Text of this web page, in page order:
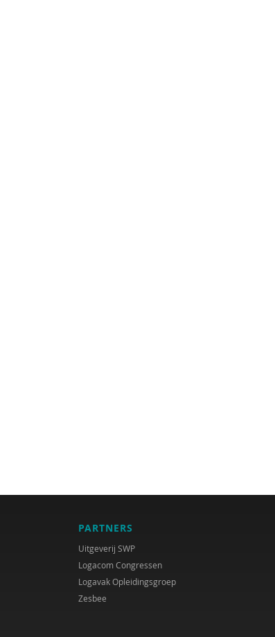
PARTNERS
Uitgeverij SWP
Logacom Congressen
Logavak Opleidingsgroep
Zesbee